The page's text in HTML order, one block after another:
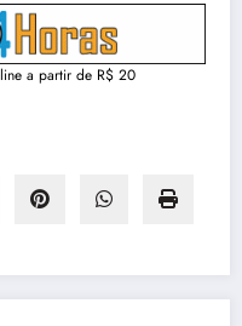
a partir de R$ 20